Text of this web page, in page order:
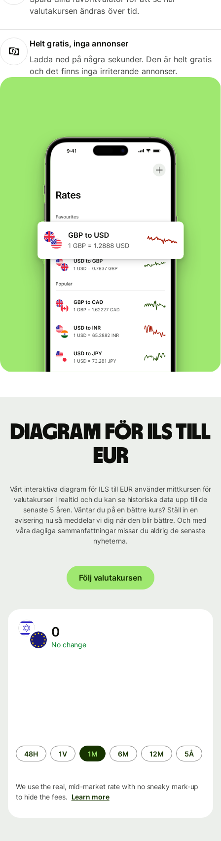
valutakursen ändras över tid.
Helt gratis, inga annonser
Ladda ned på några sekunder. Den är helt gratis
och det finns inga irriterande annonser.
Diagram för ILS till
EUR
Vårt interaktiva diagram för ILS till EUR använder mittkursen för
valutakurser i realtid och du kan se historiska data upp till de
senaste 5 åren. Väntar du på en bättre kurs? Ställ in en
avisering nu så meddelar vi dig när den blir bättre. Och med
våra dagliga sammanfattningar missar du aldrig de senaste
nyheterna.
Följ valutakursen
0
No change
Time
period
48H 1V 1M 6M 12M 5Å
We use the real, mid-market rate with no sneaky mark-up
to hide the fees. Learn more